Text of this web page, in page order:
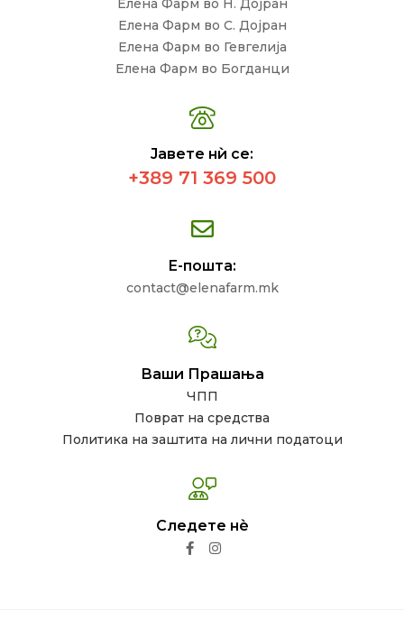
Елена Фарм во Н. Дојран
Елена Фарм во С. Дојран
Елена Фарм во Гевгелија
Елена Фарм во Богданци
Јавете нѝ се:
+389 71 369 500
Е-пошта:
contact@elenafarm.mk
Ваши Прашања
ЧПП
Поврат на средства
Политика на заштита на лични податоци
Следете нѐ